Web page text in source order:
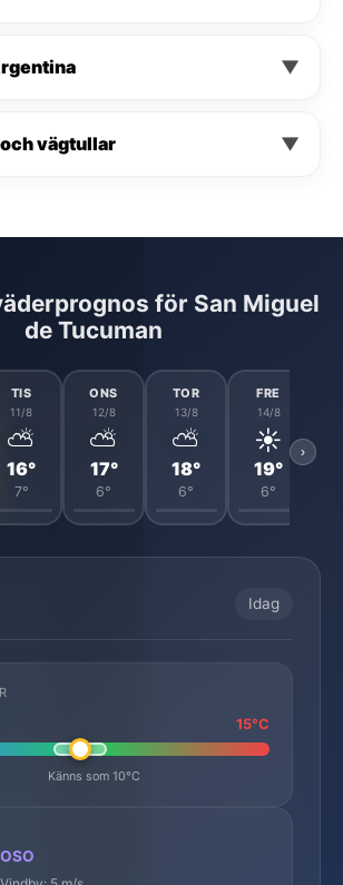
▼
vägtullar ▼
för San Miguel
de Tucuman
TIS
11/8
⛅
16°
7°
ONS
12/8
⛅
17°
6°
TOR
13/8
⛅
18°
6°
FRE
14/8
☀️
19°
6°
›
Idag
15°C
Känns som 10°C
OSO